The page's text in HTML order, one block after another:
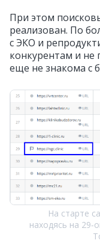
При этом
реализован. По
с ЭКО и
конкурентам и не
еще не знакома с
На старте
находясь на